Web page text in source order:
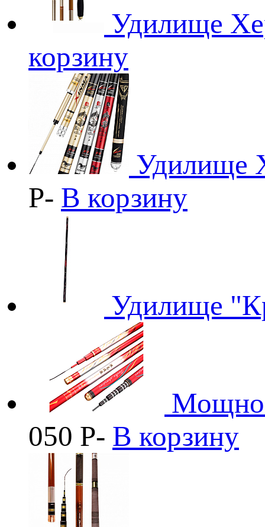
Удилище
корзину
Удилище
Р- В корзину
Удилище
050 Р- В корзину